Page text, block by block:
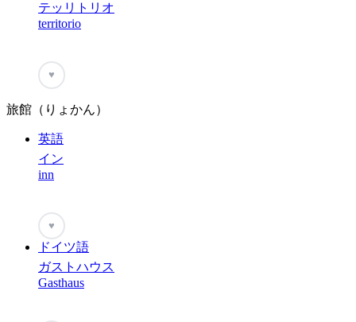
テッリトリオ
territorio
♥
旅館（りょかん）
英語
イン
inn
♥
ドイツ語
ガストハウス
Gasthaus